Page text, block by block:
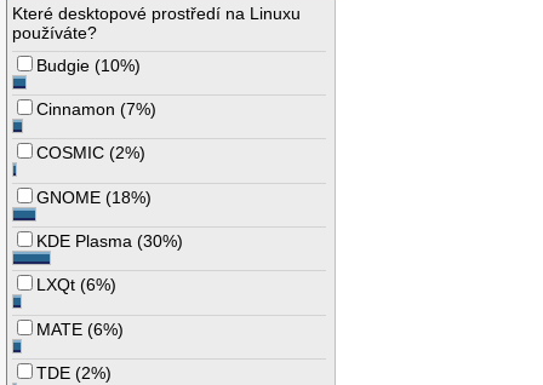
Které desktopové prostředí na Linuxu
používáte?
Budgie (10%)
Cinnamon (7%)
COSMIC (2%)
GNOME (18%)
KDE Plasma (30%)
LXQt (6%)
MATE (6%)
TDE (2%)